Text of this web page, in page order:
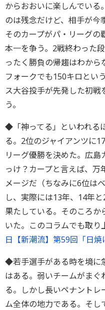
からおおいに楽しんでいる
のは残念だけど、相手が今
そのカープがパ・リーグの
本一を争う。2戦終わった
ったく勝負の帰趨はわから
フォークでも150キロとい
ス大谷投手が先発した初
う。
◆「神ってる」といわれる
る。2位のジャイアンツに
リーグ優勝を決めた。広島
っけ？カープと言えば、
メージだ（ちなみに6位は
し、実際には13年、14年
果たしている。そのころか
いた。このコラムでも取り
日【新潮流】第59回「日焼
◆若手選手がある時を境に
はある。弱いチームがまぐ
る。しかし長いペナントレ
ム全体の地力である。そし